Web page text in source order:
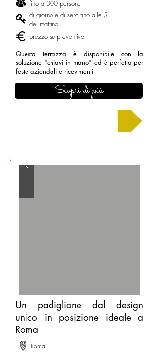
fino a 300 persone
di giorno e di sera fino alle 5
del mattino
prezzo su preventivo
Questa terrazza è disponibile con la
soluzione "chiavi in mano" ed è perfetta per
feste aziendali e ricevimenti
Scopri di più
Un padiglione dal design
unico in posizione ideale a
Roma
Roma